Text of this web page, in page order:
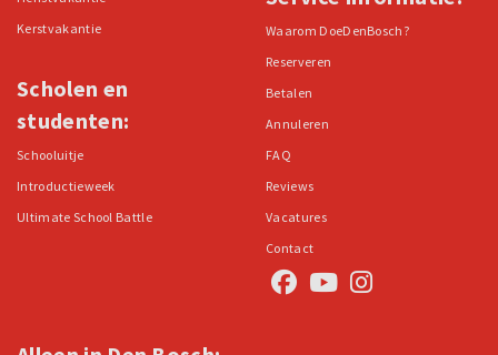
Kerstvakantie
Scholen en
studenten:
Schooluitje
Introductieweek
Ultimate School Battle
Waarom DoeDenBosch?
Reserveren
Betalen
Annuleren
FAQ
Reviews
Vacatures
Contact